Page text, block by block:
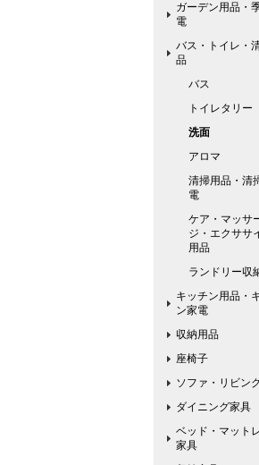
ガーデン用品・
電
バス・トイレ・
品
バス
トイレタリー
洗面
アロマ
清掃用品・清
電
ケア・マッサ
ジ・エクササ
用品
ランドリー収
キッチン用品・
ン家電
収納用品
座椅子
ソファ・リビン
ダイニング家具
ベッド・マット
家具